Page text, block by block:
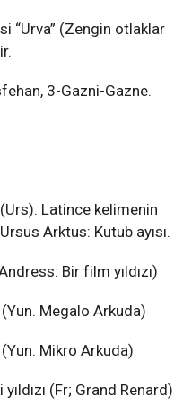
“Urva” (Zengin otlaklar
3-Gazni-Gazne.
Latince kelimenin
Arktus: Kutub ayısı.
Bir film yıldızı)
(Yun. Megalo Arkuda)
(Yun. Mikro Arkuda)
(Fr; Grand Renard)